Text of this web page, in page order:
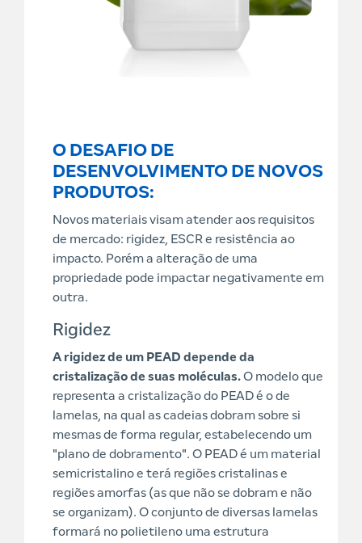
O DESAFIO DE
DESENVOLVIMENTO DE NOVOS
PRODUTOS:
Novos materiais visam atender aos requisitos
de mercado: rigidez, ESCR e resistência ao
impacto. Porém a alteração de uma
propriedade pode impactar negativamente em
outra.
Rigidez
A rigidez de um PEAD depende da
cristalização de suas moléculas.O modelo que
representa a cristalização do PEAD é o de
lamelas, na qual as cadeias dobram sobre si
mesmas de forma regular, estabelecendo um
"plano de dobramento". O PEAD é um material
semicristalino e terá regiões cristalinas e
regiões amorfas (as que não se dobram e não
se organizam). O conjunto de diversas lamelas
formará no polietileno uma estrutura